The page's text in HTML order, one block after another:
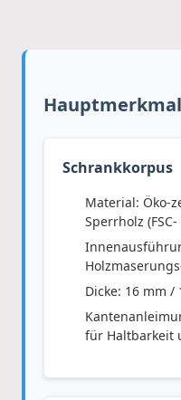
Schrankkorpus
Material: Öko-
Sperrholz
Dicke: 16 mm /
für Haltbarkeit